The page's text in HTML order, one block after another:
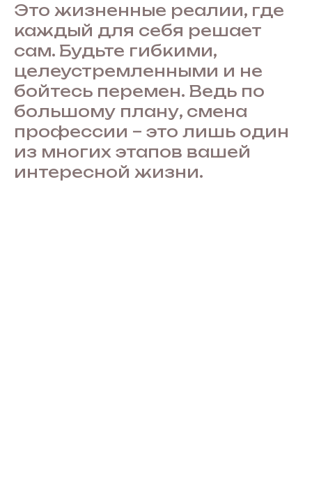
Это жизненные реалии, где
каждый для себя решает
сам. Будьте гибкими,
целеустремленными и не
бойтесь перемен. Ведь по
большому плану, смена
профессии – это лишь один
из многих этапов вашей
интересной жизни.